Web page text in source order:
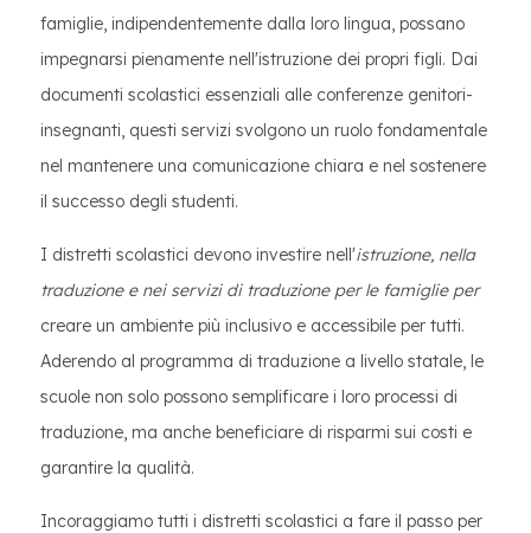
famiglie, indipendentemente dalla loro lingua, possano
impegnarsi pienamente nell'istruzione dei propri figli. Dai
documenti scolastici essenziali alle conferenze genitori-
insegnanti, questi servizi svolgono un ruolo fondamentale
nel mantenere una comunicazione chiara e nel sostenere
il successo degli studenti.
I distretti scolastici devono investire nell'istruzione, nella
traduzione e nei servizi di traduzione per le famiglie per
creare un ambiente più inclusivo e accessibile per tutti.
Aderendo al programma di traduzione a livello statale, le
scuole non solo possono semplificare i loro processi di
traduzione, ma anche beneficiare di risparmi sui costi e
garantire la qualità.
Incoraggiamo tutti i distretti scolastici a fare il passo per